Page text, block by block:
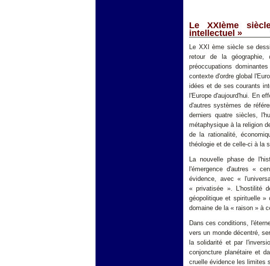
Le XXIème
intellectuel »
Le XXI ème siècle se
retour de la
préoccupations
contexte d'ordre global
idées et de ses courants
l'Europe d'aujourd'hui. En
d'autres systèmes de
derniers quatre siècles,
métaphysique à la religion
de la rationalité,
théologie et de celle-ci à la
La nouvelle phase de
l'émergence d'autres «
évidence, avec «
« privatisée ». L'hostilité
géopolitique et spirituelle
domaine de la « raison » à
Dans ces conditions,
vers un monde décentré,
la solidarité et par
conjoncture planétaire et
cruelle évidence les limites